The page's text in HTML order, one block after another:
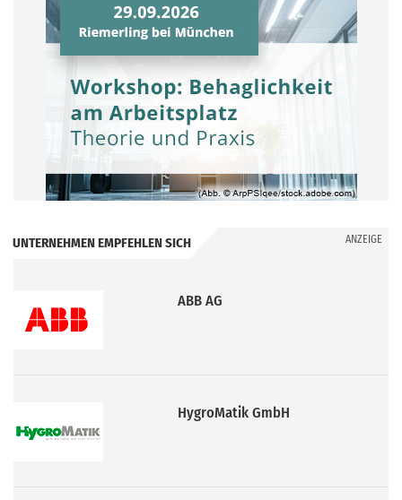
UNTERNEHMEN EMPFEHLEN SICH ANZEIGE
ABB AG
HygroMatik GmbH